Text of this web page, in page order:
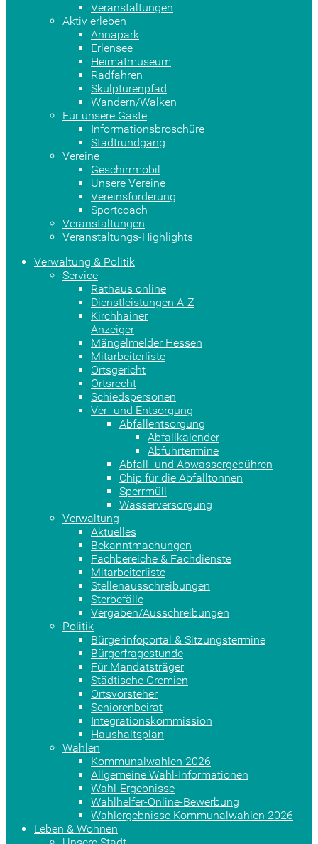
Veranstaltungen
Aktiv erleben
Annapark
Erlensee
Heimatmuseum
Radfahren
Skulpturenpfad
Wandern/Walken
Für unsere Gäste
Informationsbroschüre
Stadtrundgang
Vereine
Geschirrmobil
Unsere Vereine
Vereinsförderung
Sportcoach
Veranstaltungen
Veranstaltungs-Highlights
Verwaltung & Politik
Service
Rathaus online
Dienstleistungen A-Z
Kirchhainer
Anzeiger
Mängelmelder Hessen
Mitarbeiterliste
Ortsgericht
Ortsrecht
Schiedspersonen
Ver- und Entsorgung
Abfallentsorgung
Abfallkalender
Abfuhrtermine
Abfall- und Abwassergebühren
Chip für die Abfalltonnen
Sperrmüll
Wasserversorgung
Verwaltung
Aktuelles
Bekanntmachungen
Fachbereiche & Fachdienste
Mitarbeiterliste
Stellenausschreibungen
Sterbefälle
Vergaben/Ausschreibungen
Politik
Bürgerinfoportal & Sitzungstermine
Bürgerfragestunde
Für Mandatsträger
Städtische Gremien
Ortsvorsteher
Seniorenbeirat
Integrationskommission
Haushaltsplan
Wahlen
Kommunalwahlen 2026
Allgemeine Wahl-Informationen
Wahl-Ergebnisse
Wahlhelfer-Online-Bewerbung
Wahlergebnisse Kommunalwahlen 2026
Leben & Wohnen